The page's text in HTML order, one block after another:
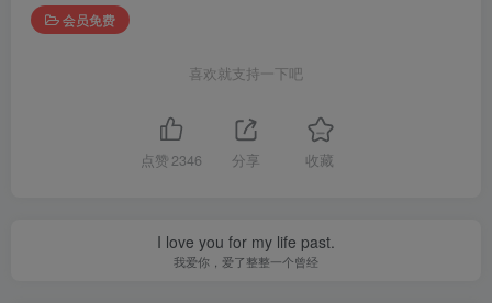
会员免费
喜欢就支持一下吧
点赞 2346 分享 收藏
I love you for my life past.
我爱你，爱了整整一个曾经